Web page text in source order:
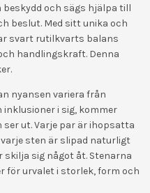
och sägs hjälpa till
beslut. Med sitt unika och
svart rutilkvarts balans
handlingskraft. Denna
nyansen variera från
inklusioner i sig, kommer
ut. Varje par är ihopsatta
sten är slipad naturligt
sig något åt. Stenarna
för urvalet i storlek, form och